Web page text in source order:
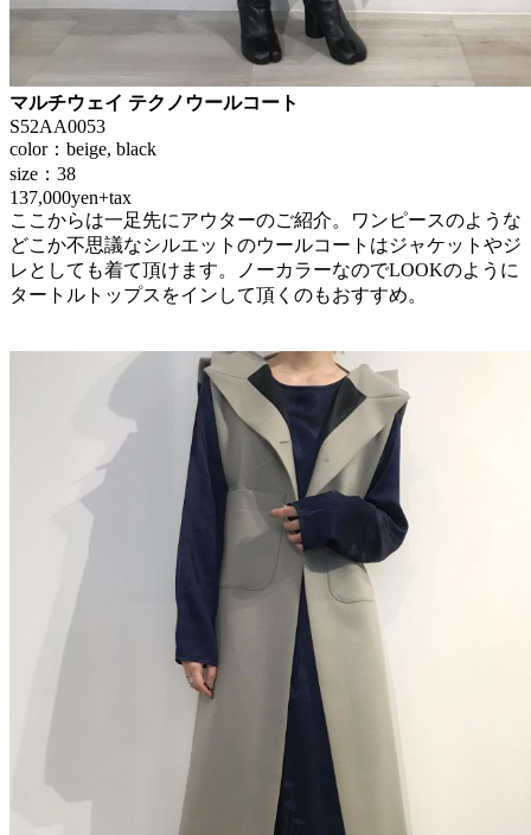
マルチウェイ テクノウールコート
S52AA0053
color：beige, black
size：38
137,000yen+tax
ここからは一足先にアウターのご紹介。ワンピースのような
どこか不思議なシルエットのウールコートはジャケットやジ
レとしても着て頂けます。ノーカラーなのでLOOKのように
タートルトップスをインして頂くのもおすすめ。